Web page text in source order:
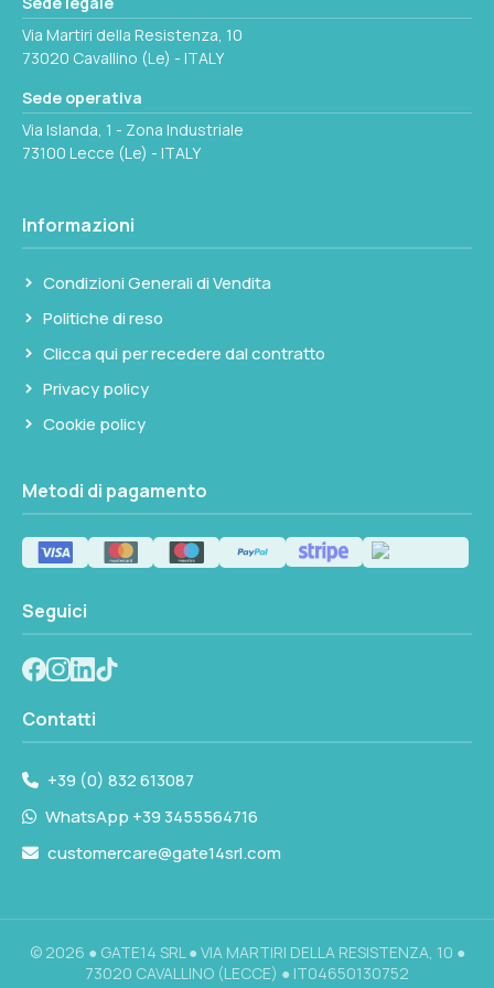
accentuato. Le barrette fermapentole
trattengono le stoviglie sul piano cottura
sicurezza interrompono il gas in caso di
spegnimento accidentale della fiamma. Il
doppio vassoio estraibile del forno semplifica
larghezza 500 mm (+30 mm ingombro
mm.
prima dell'installazione tenendo conto dei 30
mm aggiuntivi sul lato del cardano.
Collegamento alla rete gas di bordo secondo
Via Martiri della Resistenza, 10
73020 Cavallino (Le) - ITALY
Sede operativa
Via Islanda, 1 - Zona Industriale
73100 Lecce (Le) - ITALY
Informazioni
Condizioni Generali di Vendita
Politiche di reso
Clicca qui per recedere dal contratto
Privacy policy
Cookie policy
Metodi di pagamento
Seguici
Contatti
+39 (0) 832 613087
WhatsApp +39 3455564716
customercare@gate14srl.com
© 2026 ● GATE14 SRL ● VIA MARTIRI DELLA RESISTENZA, 10 ●
73020 CAVALLINO (LECCE) ● IT04650130752